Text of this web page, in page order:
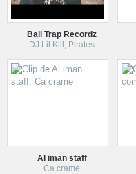
Ball Trap Recordz
DJ Lil Kill, Pirates
Al iman staff
Ca crame